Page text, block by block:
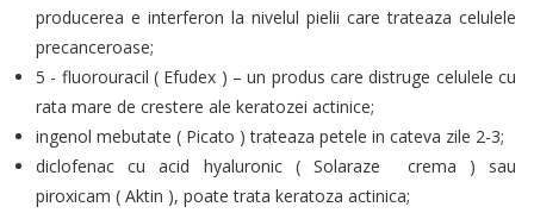
producerea e interferon la nivelul pielii care trateaza celulele
precanceroase;
5 - fluorouracil ( Efudex ) – un produs care distruge celulele cu
rata mare de crestere ale keratozei actinice;
ingenol mebutate ( Picato ) trateaza petele in cateva zile 2-3;
diclofenac cu acid hyaluronic ( Solaraze crema ) sau
piroxicam ( Aktin ), poate trata keratoza actinica;